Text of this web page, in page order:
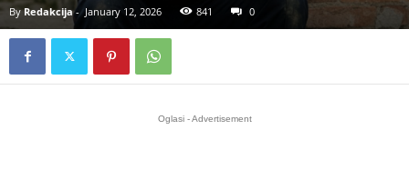
By Redakcija- January 12, 2026 841 0
Oglasi - Advertisement